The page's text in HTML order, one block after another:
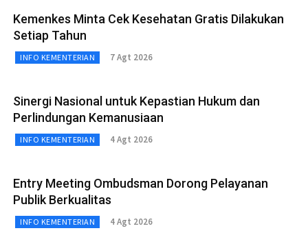
Kemenkes Minta Cek Kesehatan Gratis Dilakukan
Setiap Tahun
INFO KEMENTERIAN 7 Agt 2026
Sinergi Nasional untuk Kepastian Hukum dan
Perlindungan Kemanusiaan
INFO KEMENTERIAN 4 Agt 2026
Entry Meeting Ombudsman Dorong Pelayanan
Publik Berkualitas
INFO KEMENTERIAN 4 Agt 2026